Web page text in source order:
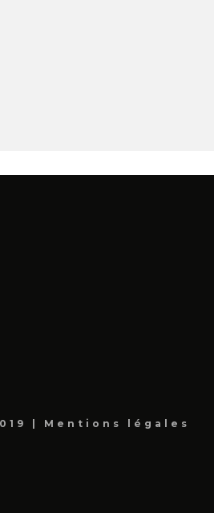
|
Mentions légales